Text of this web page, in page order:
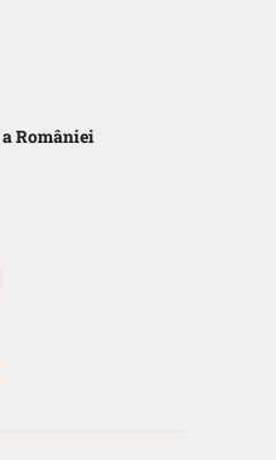
a României